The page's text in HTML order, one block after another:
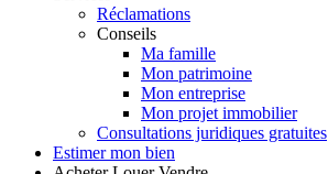
Réclamations
Conseils
Ma famille
Mon patrimoine
Mon entreprise
Mon projet immobilier
Consultations juridiques gratuites
Estimer mon bien